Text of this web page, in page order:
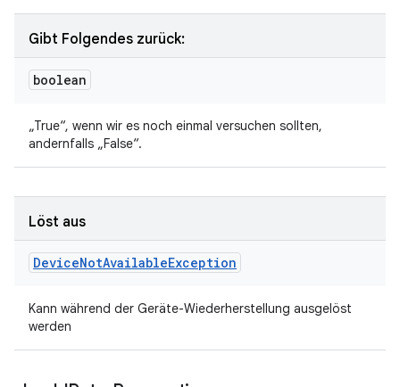
Gibt Folgendes zurück:
boolean
„True“, wenn wir es noch einmal versuchen sollten,
andernfalls „False“.
Löst aus
DeviceNotAvailableException
Kann während der Geräte-Wiederherstellung ausgelöst
werden